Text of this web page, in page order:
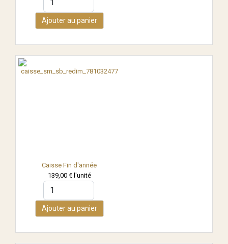
Ajouter au panier
Caisse Fin d'année
139,00 € l'unité
Ajouter au panier